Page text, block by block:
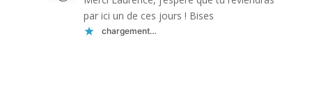
par ici un de ces jours ! Bises
chargement…